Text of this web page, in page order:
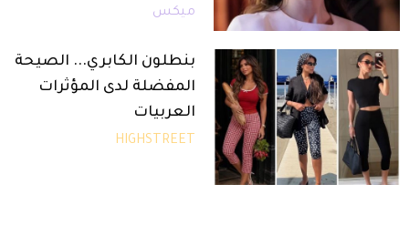
ميكس
بنطلون الكابري... الصيحة
المفضلة لدى المؤثرات
العربيات
HIGHSTREET